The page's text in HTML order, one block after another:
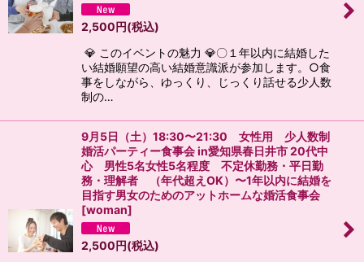
2,500円(税込)
💎 このイベントの魅力 💎〇１年以内に結婚した
い結婚願望の高い結婚意識派が参加します。○食
事をしながら、ゆっくり、じっくり話せる少人数
制の…
9月5日（土）18:30〜21:30 女性用 少人数制
婚活パーティー食事会 in愛知県春日井市 20代中
心 男性5名女性5名程度 不定休勤務・平日勤
務・理解者 （年代超えOK）〜1年以内に結婚を
目指す男女のためのアットホームな婚活食事会
[woman]
2,500円(税込)